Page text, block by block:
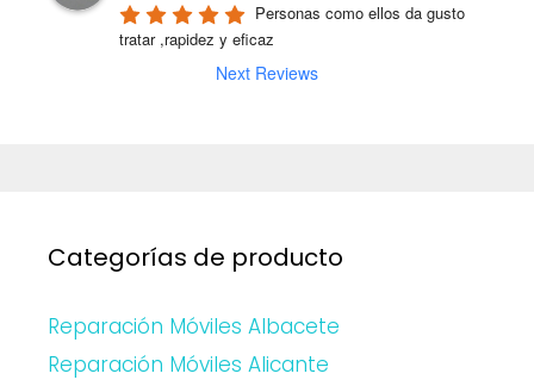
Personas como ellos da gusto
tratar ,rapidez y eficaz
Next Reviews
Categorías de producto
Reparación Móviles Albacete
Reparación Móviles Alicante